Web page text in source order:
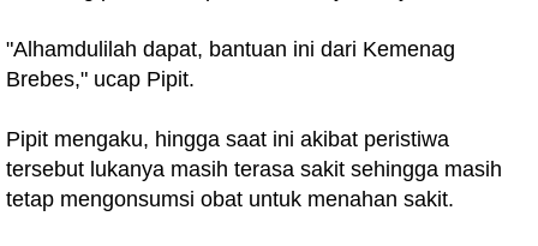
"Alhamdulilah dapat, bantuan ini dari Kemenag
Brebes," ucap Pipit.
Pipit mengaku, hingga saat ini akibat peristiwa
tersebut lukanya masih terasa sakit sehingga masih
tetap mengonsumsi obat untuk menahan sakit.